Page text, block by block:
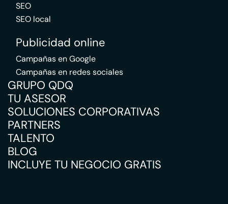
SEO
SEO local
Publicidad online
Campañas en Google
Campañas en redes sociales
GRUPO QDQ
TU ASESOR
SOLUCIONES CORPORATIVAS
PARTNERS
TALENTO
BLOG
INCLUYE TU NEGOCIO GRATIS